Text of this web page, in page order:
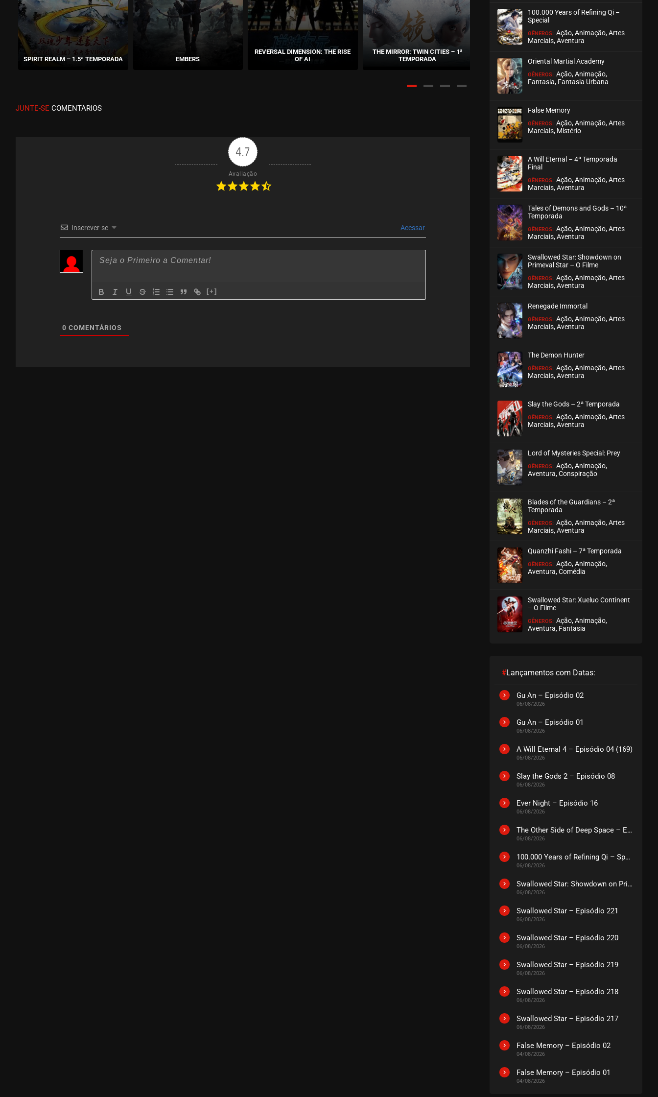
SPIRIT REALM – 1.5ª TEMPORADA EMBERS
REVERSAL DIMENSION: THE RISE
OF AI
THE MIRROR: TWIN CITIES – 1ª
TEMPORADA
YANG YAO THE SPIRIT CATCHER
JUNTE-SE COMENTARIOS
4.7
Avaliação
Inscrever-se Acessar
[+]
0 COMENTÁRIOS
100.000 Years of Refining Qi –
Special
GÊNEROS: Ação, Animação, Artes
Marciais, Aventura
Oriental Martial Academy
GÊNEROS: Ação, Animação,
Fantasia, Fantasia Urbana
False Memory
GÊNEROS: Ação, Animação, Artes
Marciais, Mistério
A Will Eternal – 4ª Temporada
Final
GÊNEROS: Ação, Animação, Artes
Marciais, Aventura
Tales of Demons and Gods – 10ª
Temporada
GÊNEROS: Ação, Animação, Artes
Marciais, Aventura
Swallowed Star: Showdown on
Primeval Star – O Filme
GÊNEROS: Ação, Animação, Artes
Marciais, Aventura
Renegade Immortal
GÊNEROS: Ação, Animação, Artes
Marciais, Aventura
The Demon Hunter
GÊNEROS: Ação, Animação, Artes
Marciais, Aventura
Slay the Gods – 2ª Temporada
GÊNEROS: Ação, Animação, Artes
Marciais, Aventura
Lord of Mysteries Special: Prey
GÊNEROS: Ação, Animação,
Aventura, Conspiração
Blades of the Guardians – 2ª
Temporada
GÊNEROS: Ação, Animação, Artes
Marciais, Aventura
Quanzhi Fashi – 7ª Temporada
GÊNEROS: Ação, Animação,
Aventura, Comédia
Swallowed Star: Xueluo Continent
– O Filme
GÊNEROS: Ação, Animação,
Aventura, Fantasia
#Lançamentos com Datas:
Gu An – Episódio 02
06/08/2026
Gu An – Episódio 01
06/08/2026
A Will Eternal 4 – Episódio 04 (169)
06/08/2026
Slay the Gods 2 – Episódio 08
06/08/2026
Ever Night – Episódio 16
06/08/2026
The Other Side of Deep Space – Episódio 14
06/08/2026
100.000 Years of Refining Qi – Special
06/08/2026
Swallowed Star: Showdown on Primeval Star – O Filme
06/08/2026
Swallowed Star – Episódio 221
06/08/2026
Swallowed Star – Episódio 220
06/08/2026
Swallowed Star – Episódio 219
06/08/2026
Swallowed Star – Episódio 218
06/08/2026
Swallowed Star – Episódio 217
06/08/2026
False Memory – Episódio 02
04/08/2026
False Memory – Episódio 01
04/08/2026